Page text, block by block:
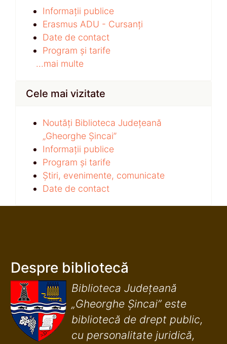
Informații publice
Erasmus ADU - Cursanți
Date de contact
Program și tarife
...mai multe
Cele mai vizitate
Noutăți Biblioteca Județeană
„Gheorghe Șincai”
Informații publice
Program și tarife
Știri, evenimente, comunicate
Date de contact
Despre bibliotecă
Biblioteca Județeană
„Gheorghe Șincai” este
bibliotecă de drept public,
cu personalitate juridică,